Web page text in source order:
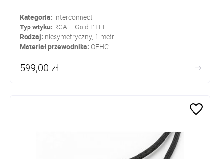
Kategoria: Interconnect
Typ wtyku: RCA – Gold PTFE
Rodzaj: niesymetryczny, 1 metr
Materiał przewodnika: OFHC
599,00 zł